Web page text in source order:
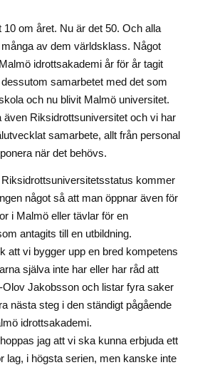
10 om året. Nu är det 50. Och alla
av dem världsklass. Något
idrottsakademi år för år tagit
samarbetet med det som
och nu blivit Malmö universitet.
även Riksidrottsuniversitet och vi har
samarbete, allt från personal
när det behövs.
kommer
något så att man öppnar även för
i Malmö eller tävlar för en
antagits till en utbildning.
att vi bygger upp en bred kompetens
själva inte har eller har råd att
Jakobsson och listar fyra saker
nästa steg i den ständigt pågående
idrottsakademi.
jag att vi ska kunna erbjuda ett
lag, i högsta serien, men kanske inte